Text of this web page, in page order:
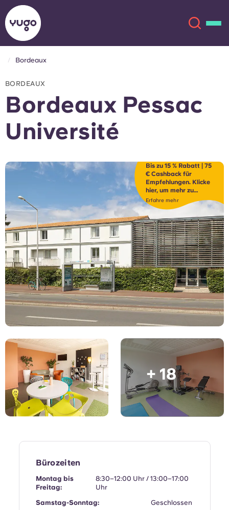
Über uns
Standorte
Mehr
Konto Sprache
English (GB)
English (US)
Chinese
Español
Català
Deutsch
Italian
Wähle ein Land aus
Wähle eine Stadt aus
Wähle eine Unterkunft aus
Anmelden
Jetzt buchen
English (US)
Chinese
Català Deutsch
French
Portuguese
Bordeaux
BORDEAUX
Bordeaux Pessac
Université
Bis zu 15 % Rabatt | 75
€ Cashback für
Empfehlungen. Klicke
hier, um mehr zu
erfahren
Erfahre mehr
+ 18
Bürozeiten
Montag bis
Freitag:
8:30–12:00 Uhr / 13:00–17:00
Uhr
Samstag-Sonntag:
Geschlossen